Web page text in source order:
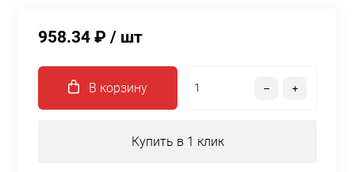
958.34 ₽ / шт
В корзину
Купить в 1 клик